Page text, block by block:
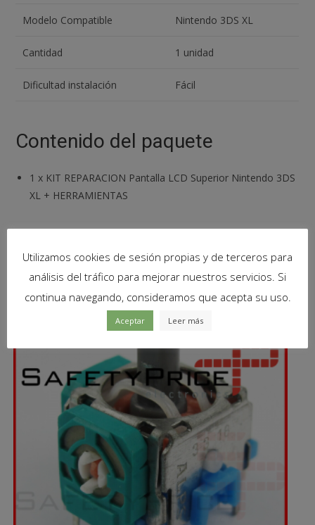
Modelo Compatible Nintendo 3DS XL
Cantidad 1 unidad
Dificultad instalación Fácil
Contenido del paquete
1 x KIT REPARACION Pantalla LCD Superior Nintendo 3DS
XL + HERRAMIENTAS
Productos relacionados
Utilizamos cookies de sesión propias y de terceros para
análisis del tráfico para mejorar nuestros servicios. Si
continua navegando, consideramos que acepta su uso.
Aceptar Leer más